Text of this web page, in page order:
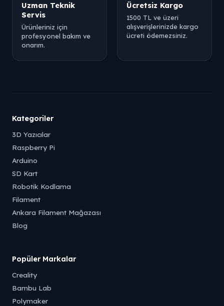
Uzman Teknik
Servis
Ürünleriniz için
profesyonel bakım ve
onarım.
Ücretsiz Kargo
1500 TL ve üzeri
alışverişlerinizde kargo
ücreti ödemezsiniz.
Kategoriler
3D Yazıcılar
Raspberry Pi
Arduino
SD Kart
Robotik Kodlama
Filament
Ankara Filament Mağazası
Blog
Popüler Markalar
Creality
Bambu Lab
Polymaker